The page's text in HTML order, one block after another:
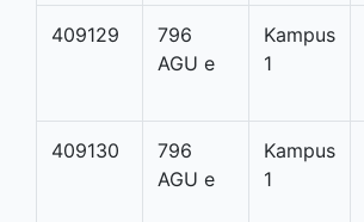
409129
796
AGU e
Kampus
1
409130
796
AGU e
Kampus
1